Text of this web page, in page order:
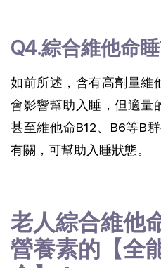
Q4.綜合維他命
如前所述，含有高劑量維
會影響幫助入睡，但適量
甚至維他命B12、B6等B
有關，可幫助入睡狀態。
老人綜合維他
營養素的【全